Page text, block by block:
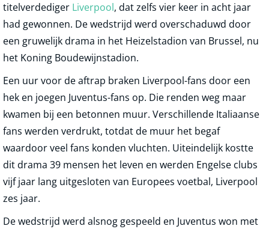
titelverdediger Liverpool, dat zelfs vier keer in acht jaar
had gewonnen. De wedstrijd werd overschaduwd door
een gruwelijk drama in het Heizelstadion van Brussel, nu
het Koning Boudewijnstadion.
Een uur voor de aftrap braken Liverpool-fans door een
hek en joegen Juventus-fans op. Die renden weg maar
kwamen bij een betonnen muur. Verschillende Italiaanse
fans werden verdrukt, totdat de muur het begaf
waardoor veel fans konden vluchten. Uiteindelijk kostte
dit drama 39 mensen het leven en werden Engelse clubs
vijf jaar lang uitgesloten van Europees voetbal, Liverpool
zes jaar.
De wedstrijd werd alsnog gespeeld en Juventus won met